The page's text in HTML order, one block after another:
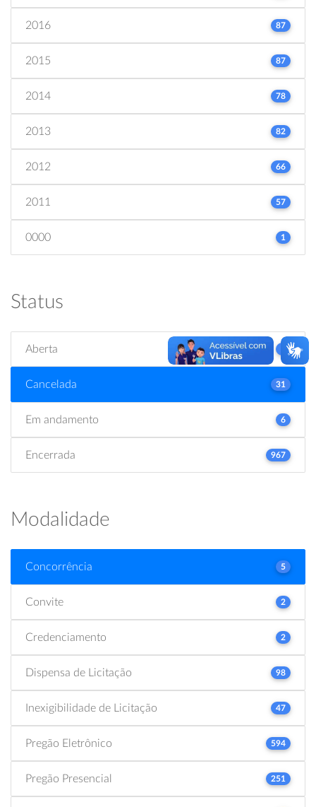
2016 87
2015 87
2014 78
2013 82
2012 66
2011 57
0000 1
Status
Aberta
Cancelada 31
Em andamento 6
Encerrada 967
Modalidade
Concorrência 5
Convite 2
Credenciamento 2
Dispensa de Licitação 98
Inexigibilidade de Licitação 47
Pregão Eletrônico 594
Pregão Presencial 251